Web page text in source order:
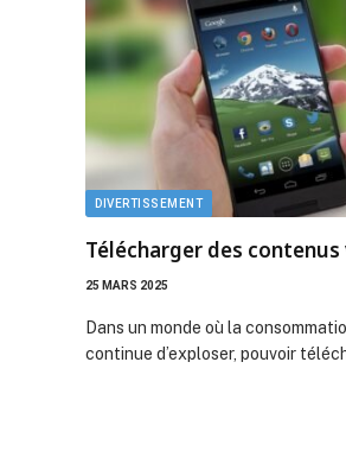
DIVERTISSEMENT
Télécharger des
25 MARS 2025
Dans un monde où la
continue d’exploser, pouvoir